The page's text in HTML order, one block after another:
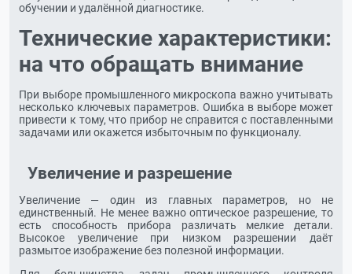
обучении и удалённой диагностике.
Технические характеристики:
на что обращать внимание
При выборе промышленного микроскопа важно учитывать
несколько ключевых параметров. Ошибка в выборе может
привести к тому, что прибор не справится с поставленными
задачами или окажется избыточным по функционалу.
Увеличение и разрешение
Увеличение — один из главных параметров, но не
единственный. Не менее важно оптическое разрешение, то
есть способность прибора различать мелкие детали.
Высокое увеличение при низком разрешении даёт
размытое изображение без полезной информации.